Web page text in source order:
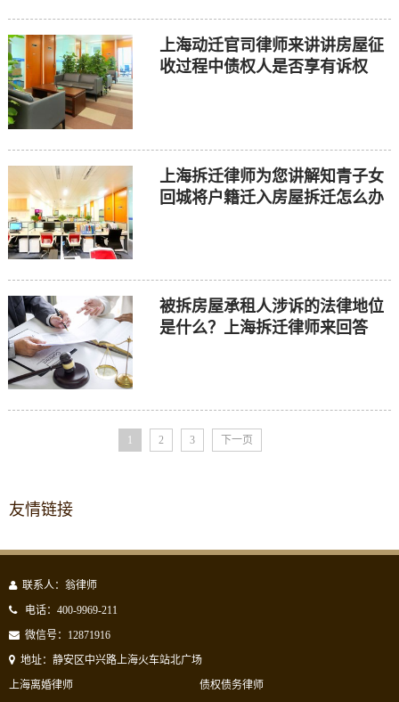
上海动迁官司律师来讲讲房屋征
收过程中债权人是否享有诉权
上海拆迁律师为您讲解知青子女
回城将户籍迁入房屋拆迁怎么办
被拆房屋承租人涉诉的法律地位
是什么？上海拆迁律师来回答
1 2 3 下一页
友情链接
联系人：翁律师
电话：400-9969-211
微信号：12871916
地址：静安区中兴路上海火车站北广场
上海离婚律师
债权债务律师